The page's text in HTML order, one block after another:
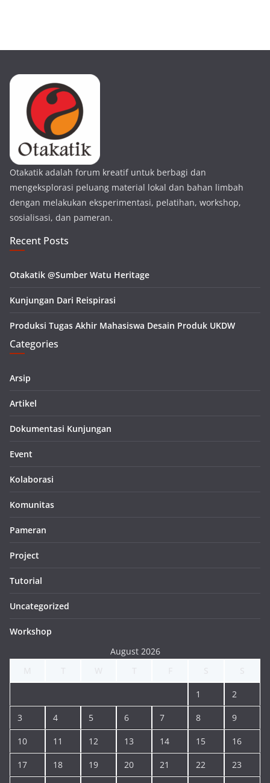
Otakatik adalah forum kreatif untuk berbagi dan
mengeksplorasi peluang material lokal dan bahan limbah
dengan melakukan eksperimentasi, pelatihan, workshop,
sosialisasi, dan pameran.
Recent Posts
Otakatik @Sumber Watu Heritage
Kunjungan Dari Reispirasi
Produksi Tugas Akhir Mahasiswa Desain Produk UKDW
Categories
Arsip
Artikel
Dokumentasi Kunjungan
Event
Kolaborasi
Komunitas
Pameran
Project
Tutorial
Uncategorized
Workshop
August 2026
1 2
3 4 5 6 7 8 9
10 11 12 13 14 15 16
17 18 19 20 21 22 23